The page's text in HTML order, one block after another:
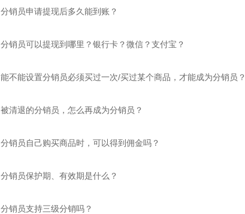
分销员申请提现后多久能到账？
分销员可以提现到哪里？银行卡？微信？支付宝？
能不能设置分销员必须买过一次/买过某个商品，才能成为分销员？
被清退的分销员，怎么再成为分销员？
分销员自己购买商品时，可以得到佣金吗？
分销员保护期、有效期是什么？
分销员支持三级分销吗？